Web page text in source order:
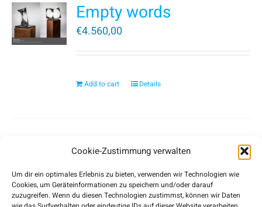
Cookie-Zustimmung verwalten
Um dir ein optimales Erlebnis zu bieten, verwenden wir Technologien wie
Cookies, um Geräteinformationen zu speichern und/oder darauf
zuzugreifen. Wenn du diesen Technologien zustimmst, können wir Daten
Empty words
€4.560,00
Add to cart Details